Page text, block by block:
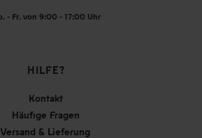
- Fr. von 9:00 - 17:00 Uhr
HILFE?
Kontakt
Häufige Fragen
Versand & Lieferung